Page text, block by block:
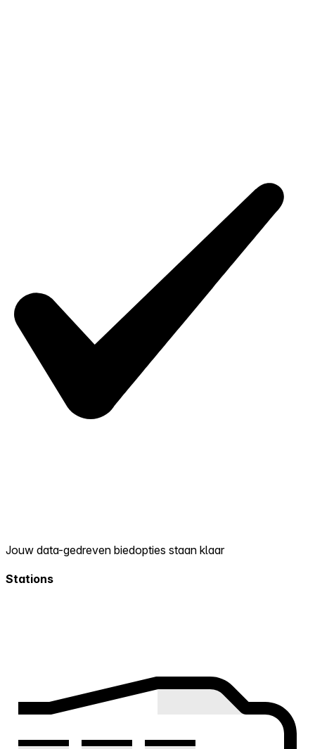
Jouw data-gedreven biedopties staan klaar
Stations